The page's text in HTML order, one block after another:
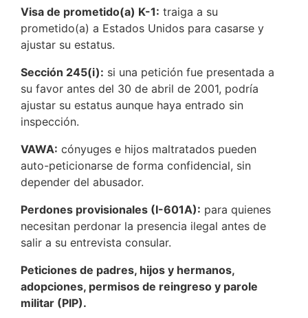
Visa de prometido(a) K-1: traiga a su
prometido(a) a Estados Unidos para casarse y
ajustar su estatus.
Sección 245(i): si una petición fue presentada a
su favor antes del 30 de abril de 2001, podría
ajustar su estatus aunque haya entrado sin
inspección.
VAWA: cónyuges e hijos maltratados pueden
auto-peticionarse de forma confidencial, sin
depender del abusador.
Perdones provisionales (I-601A): para quienes
necesitan perdonar la presencia ilegal antes de
salir a su entrevista consular.
Peticiones de padres, hijos y hermanos,
adopciones, permisos de reingreso y parole
militar (PIP).